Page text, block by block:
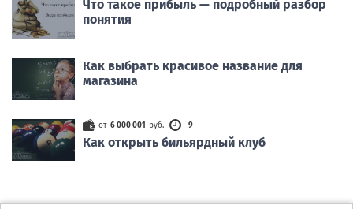
Что такое прибыль — подробный разбор
понятия
Как выбрать красивое название для
магазина
от 6 000 001 руб. 9
Как открыть бильярдный клуб